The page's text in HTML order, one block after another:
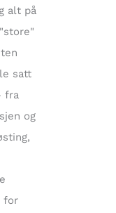
alt på
satt
fra
og
for